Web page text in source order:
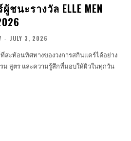
นะรางวัล ELLE MEN
- JULY 3, 2026
ะท้อนทิศทางของวงการสกินแคร์ได้อย่าง
ม สูตร และความรู้สึกที่มอบให้ผิวในทุกวัน